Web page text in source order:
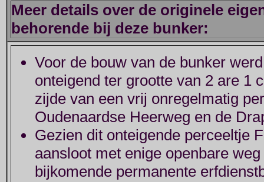
Meer details over de originele
behorende bij deze bunker:
Voor de bouw van de bunker
onteigend ter grootte van 2 are 1
zijde van een vrij onregelmatig
Oudenaardse Heerweg en de
Gezien dit onteigende perceeltje
aansloot met enige openbare
bijkomende permanente